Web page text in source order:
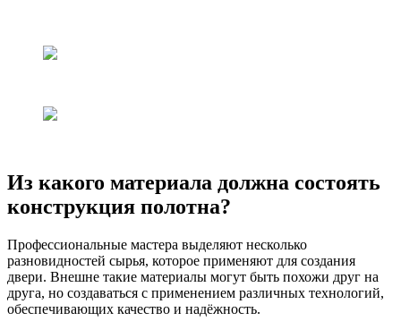
Из какого материала должна состоять
конструкция полотна?
Профессиональные мастера выделяют несколько
разновидностей сырья, которое применяют для создания
двери. Внешне такие материалы могут быть похожи друг на
друга, но создаваться с применением различных технологий,
обеспечивающих качество и надёжность.